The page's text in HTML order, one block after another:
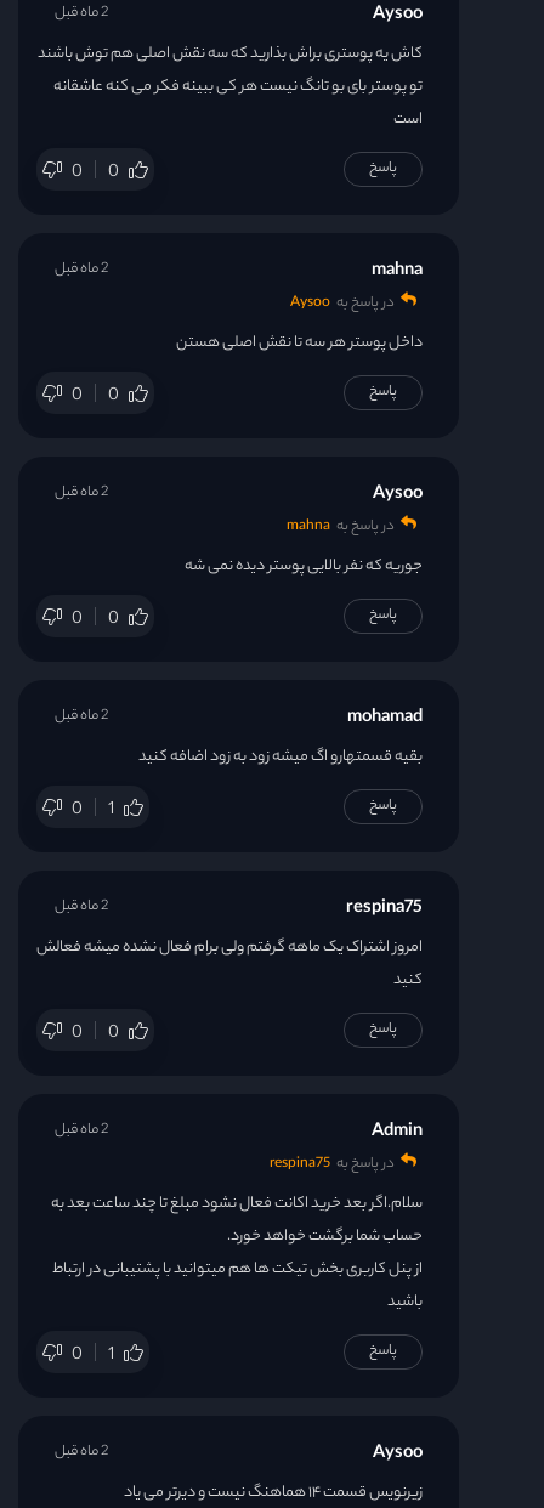
Aysoo
کاش یه پوستری براش بذارید که سه نقش اصلی هم توش باشند
تو پوستر بای بو تانگ نیست هر کی ببینه فکر می کنه عاشقانه
است
0 0
2 ماه قبل
پاسخ
mahna
در پاسخ به Aysoo
داخل پوستر هر سه تا نقش اصلی هستن
0 0
2 ماه قبل
پاسخ
Aysoo
در پاسخ به mahna
جوریه که نفر بالایی پوستر دیده نمی شه
0 0
2 ماه قبل
پاسخ
mohamad
بقیه قسمتهارو اگ میشه زود به زود اضافه کنید
0 1
2 ماه قبل
پاسخ
respina75
امروز اشتراک یک ماهه گرفتم ولی برام فعال نشده میشه فعالش
کنید
0 0
2 ماه قبل
پاسخ
Admin
در پاسخ به respina75
سلام.اگر بعد خرید اکانت فعال نشود مبلغ تا چند ساعت بعد به
حساب شما برگشت خواهد خورد.
از پنل کاربری بخش تیکت ها هم میتوانید با پشتیبانی در ارتباط
باشید
0 1
2 ماه قبل
پاسخ
Aysoo
زیرنویس قسمت ۱۴ هماهنگ نیست و دیرتر می یاد
2 ماه قبل